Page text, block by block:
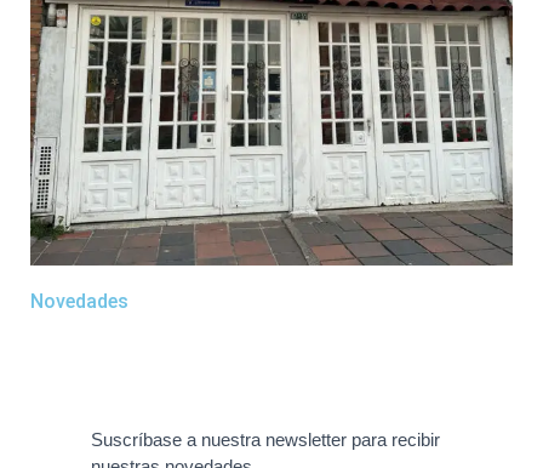
Novedades
Suscríbase a nuestra newsletter para recibir